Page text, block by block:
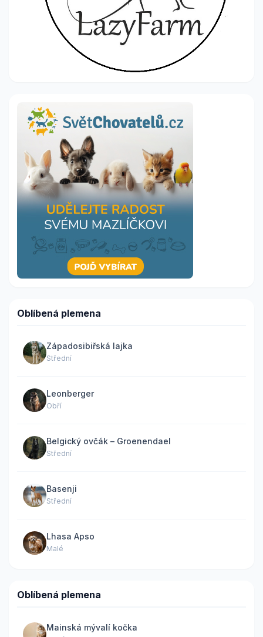
Oblíbená plemena
Západosibiřská lajka
Střední
Leonberger
Obří
Belgický ovčák – Groenendael
Střední
Basenji
Střední
Lhasa Apso
Malé
Oblíbená plemena
Mainská mývalí kočka